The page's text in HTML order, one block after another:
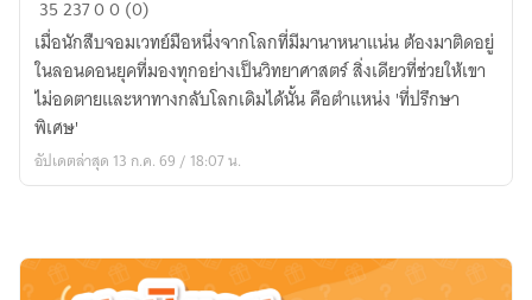
บอร์น
&
เกียร์
(Duskborn
&
Gear)
3523700 (0)
เมื่อนักสืบจอมเวทย์มือหนึ่งจากโลกที่มีมานาหนาแน่น ต้องมาติดอยู่
ในลอนดอนยุคที่มองทุกอย่างเป็นวิทยาศาสตร์ สิ่งเดียวที่ช่วยให้เขา
ไม่อดตายและหาทางกลับโลกเดิมได้นั้น คือตำแหน่ง 'ที่ปรึกษา
พิเศษ'
อัปเดตล่าสุด 13 ก.ค. 69 / 18:07 น.